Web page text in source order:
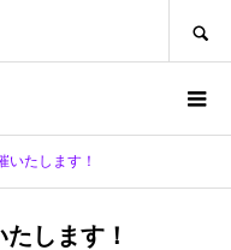
いたします！
します！